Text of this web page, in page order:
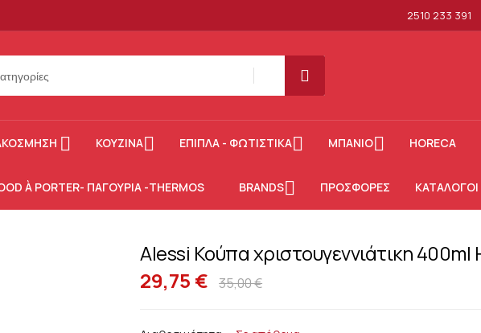
2510 233 391
SEARCH
ΚΟΥΖΊΝΑ ΈΠΙΠΛΑ - ΦΩΤΙΣΤΙΚΆ ΜΠΆΝΙΟ HORECA
À PORTER- ΠΑΓΟΎΡΙΑ -THERMOS BRANDS ΠΡΟΣΦΟΡΕΣ
Alessi Κούπα χριστουγεννιάτικη
29,75 €
35,00 €